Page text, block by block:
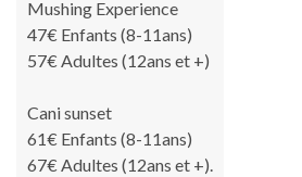
Mushing Experience
47€ Enfants (8-11ans)
57€ Adultes (12ans et +)
Cani sunset
61€ Enfants (8-11ans)
67€ Adultes (12ans et +).